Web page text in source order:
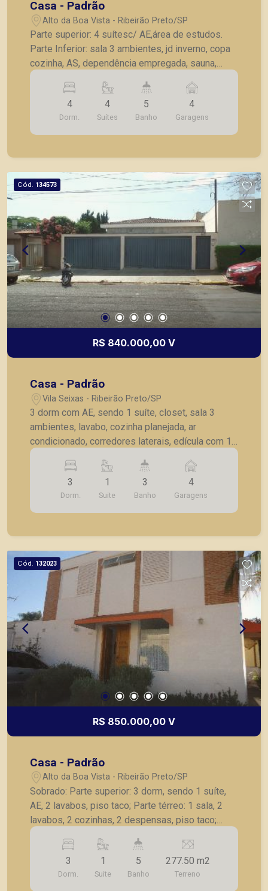
Casa - Padrão
Alto da Boa Vista - Ribeirão Preto/SP
Parte superior: 4 suítesc/ AE,área de estudos.
Parte Inferior: sala 3 ambientes, jd inverno, copa
cozinha, AS, dependência empregada, sauna,
piscina.
4
Dorm.
4
Suítes
5
Banho
4
Garagens
Cód. 134573
R$ 840.000,00 V
Casa - Padrão
Vila Seixas - Ribeirão Preto/SP
3 dorm com AE, sendo 1 suíte, closet, sala 3
ambientes, lavabo, cozinha planejada, ar
condicionado, corredores laterais, edícula com 1
wc, cozinha, despensa, lavanderia, piso frio,
grades nas janelas, 4 vagas garagem.
3
Dorm.
1
Suite
3
Banho
4
Garagens
Cód. 132023
R$ 850.000,00 V
Casa - Padrão
Alto da Boa Vista - Ribeirão Preto/SP
Sobrado: Parte superior: 3 dorm, sendo 1 suíte,
AE, 2 lavabos, piso taco; Parte térreo: 1 sala, 2
lavabos, 2 cozinhas, 2 despensas, piso taco;
Parte subsolo: 1 sala grande, 1 wc, 1 copa, AS,
piso carpete madeira, quintal; 2 entradas, 3
relógios de energia individual.
3
Dorm.
1
Suite
5
Banho
277.50 m2
Terreno